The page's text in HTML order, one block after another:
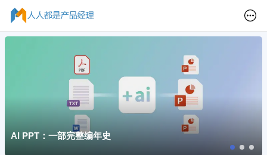
AI PPT：一部完整编年史